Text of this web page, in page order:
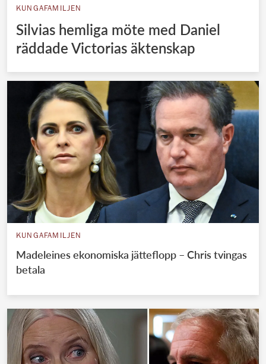
KUNGAFAMILJEN
Silvias hemliga möte med Daniel
räddade Victorias äktenskap
KUNGAFAMILJEN
Madeleines ekonomiska jätteflopp – Chris tvingas
betala